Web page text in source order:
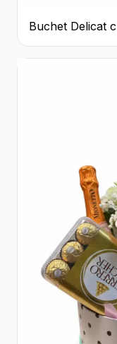
Buchet Delicat
Mov